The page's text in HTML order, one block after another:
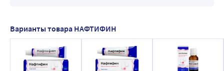
Варианты товара НАФТИФИН